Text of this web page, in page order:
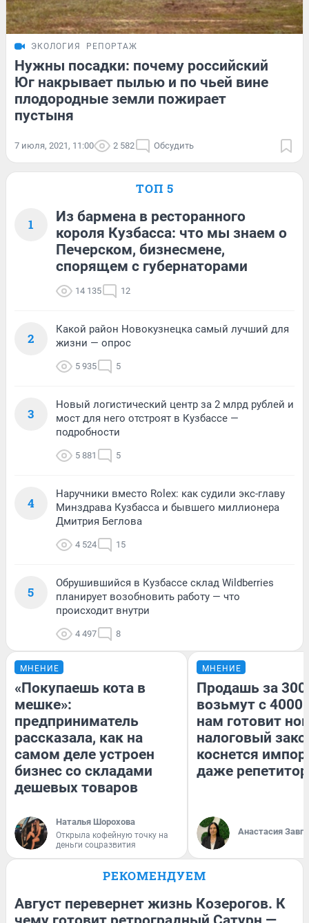
ЭКОЛОГИЯ РЕПОРТАЖ
Нужны посадки: почему российский
Юг накрывает пылью и по чьей вине
плодородные земли пожирает
пустыня
7 июля, 2021, 11:00 2 582 Обсудить
ТОП 5
1
Из бармена в ресторанного
короля Кузбасса: что мы знаем о
Печерском, бизнесмене,
спорящем с губернаторами
14 135 12
2
Какой район Новокузнецка самый лучший для
жизни — опрос
5 935 5
3
Новый логистический центр за 2 млрд рублей и
мост для него отстроят в Кузбассе —
подробности
5 881 5
4
Наручники вместо Rolex: как судили экс-главу
Минздрава Кузбасса и бывшего миллионера
Дмитрия Беглова
4 524 15
5
Обрушившийся в Кузбассе склад Wildberries
планирует возобновить работу — что
происходит внутри
4 497 8
МНЕНИЕ
«Покупаешь кота в
мешке»:
предприниматель
рассказала, как на
самом деле устроен
бизнес со складами
дешевых товаров
Наталья Шорохова
Открыла кофейную точку на
деньги соцразвития
МНЕНИЕ
Продашь за
возьмут с
нам готовит
налоговый
коснется
даже
Анастасия
РЕКОМЕНДУЕМ
Август перевернет жизнь Козерогов. К